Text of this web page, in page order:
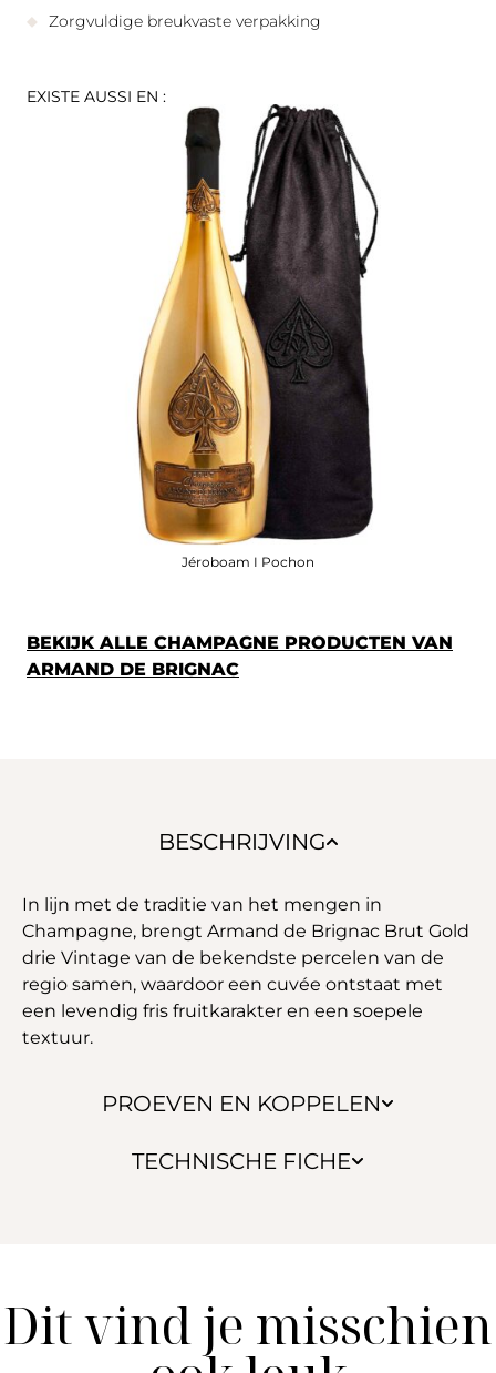
Zorgvuldige breukvaste verpakking
EXISTE AUSSI EN :
Jéroboam I Pochon
BEKIJK ALLE CHAMPAGNE PRODUCTEN VAN
ARMAND DE BRIGNAC
BESCHRIJVING
PROEVEN EN KOPPELEN
TECHNISCHE FICHE
In lijn met de traditie van het mengen in
Champagne, brengt Armand de Brignac Brut Gold
drie Vintage van de bekendste percelen van de
regio samen, waardoor een cuvée ontstaat met
een levendig fris fruitkarakter en een soepele
textuur.
Dit vind je misschien